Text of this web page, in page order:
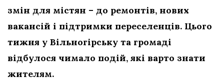
змін для містян – до ремонтів, нових
вакансій і підтримки переселенців. Цього
тижня у Вільногірську та громаді
відбулося чимало подій, які варто знати
жителям.